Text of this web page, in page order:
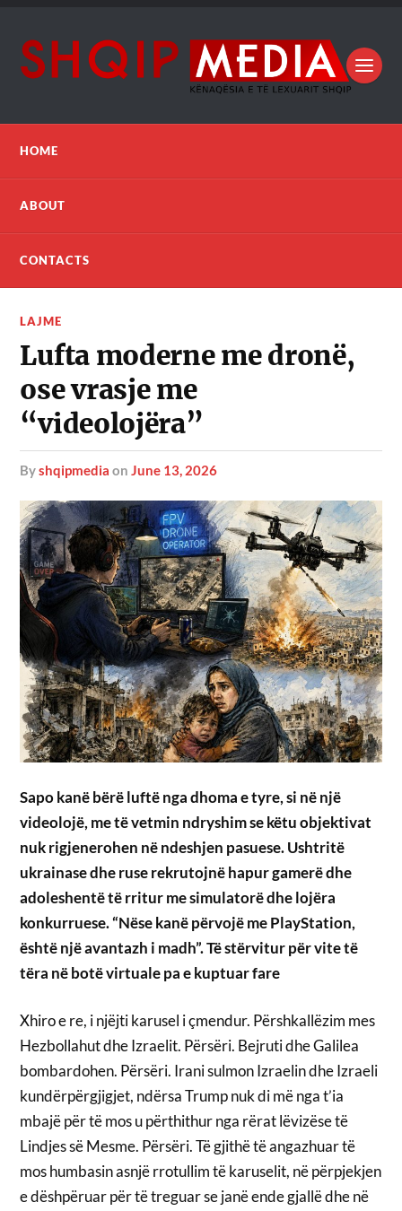
HOME
ABOUT
CONTACTS
LAJME
Lufta moderne me dronë,
ose vrasje me
“videolojëra”
byshqipmedia onJune 13, 2026
Sapo kanë bërë luftë nga dhoma e tyre, si në një
videolojë, me të vetmin ndryshim se këtu objektivat
nuk rigjenerohen në ndeshjen pasuese. Ushtritë
ukrainase dhe ruse rekrutojnë hapur gamerë dhe
adoleshentë të rritur me simulatorë dhe lojëra
konkurruese. “Nëse kanë përvojë me PlayStation,
është një avantazh i madh”. Të stërvitur për vite të
tëra në botë virtuale pa e kuptuar fare
Xhiro e re, i njëjti karusel i çmendur. Përshkallëzim mes
Hezbollahut dhe Izraelit. Përsëri. Bejruti dhe Galilea
bombardohen. Përsëri. Irani sulmon Izraelin dhe Izraeli
kundërpërgjigjet, ndërsa Trump nuk di më nga t’ia
mbajë për të mos u përthithur nga rërat lëvizëse të
Lindjes së Mesme. Përsëri. Të gjithë të angazhuar të
mos humbasin asnjë rrotullim të karuselit, në përpjekjen
e dëshpëruar për të treguar se janë ende gjallë dhe në